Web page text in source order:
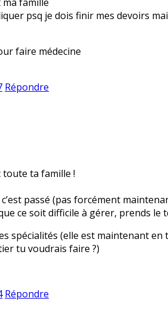
psq je dois finir mes devoirs
faire médecine
Répondre
toute ta famille !
passé (pas forcément
ce soit difficile à gérer, prends le
spécialités (elle est maintenant en
tu voudrais faire ?)
Répondre